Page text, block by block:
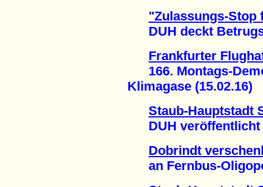
"Zulassungs-Stop
DUH deckt
Frankfurter
166. Montags-
Klimagase (15.02.16)
Staub-Hauptstadt
DUH veröffentlicht
Dobrindt
an Fernbus-